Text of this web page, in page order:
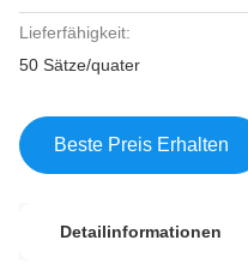
Lieferfähigkeit:
50 Sätze/quater
Beste Preis Erhalten
Detailinformationen